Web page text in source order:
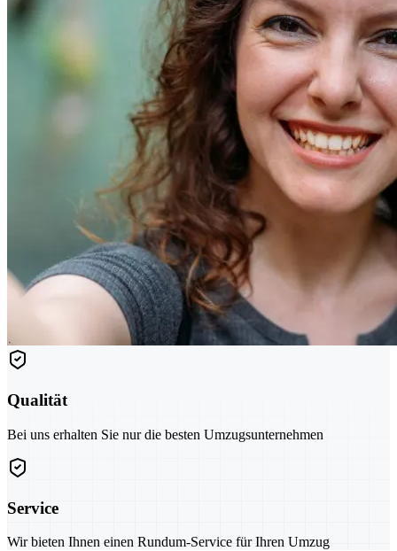
Qualität
Bei uns erhalten Sie nur die besten Umzugsunternehmen
Service
Wir bieten Ihnen einen Rundum-Service für Ihren Umzug